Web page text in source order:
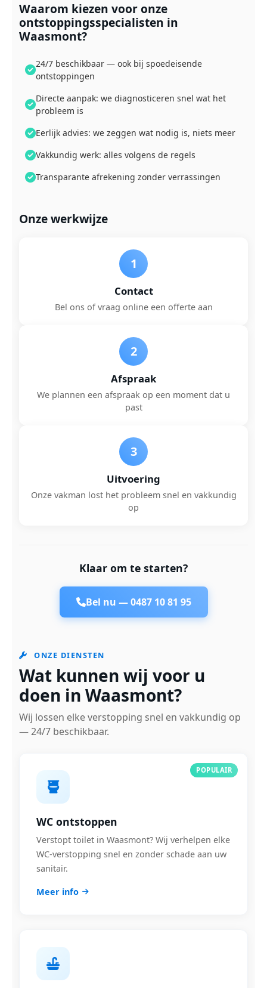
Waarom kiezen voor onze
ontstoppingsspecialisten in
Waasmont?
24/7 beschikbaar — ook bij spoedeisende
ontstoppingen
Directe aanpak: we diagnosticeren snel wat het
probleem is
Eerlijk advies: we zeggen wat nodig is, niets meer
Vakkundig werk: alles volgens de regels
Transparante afrekening zonder verrassingen
Onze werkwijze
1
Contact
Bel ons of vraag online een offerte aan
2
Afspraak
We plannen een afspraak op een moment dat u
past
3
Uitvoering
Onze vakman lost het probleem snel en vakkundig
op
Klaar om te starten?
Bel nu —0487 10 81 95
ONZE DIENSTEN
Wat kunnen wij voor u
doen in Waasmont?
Wij lossen elke verstopping snel en vakkundig op
— 24/7 beschikbaar.
POPULAIR
WC ontstoppen
Verstopt toilet in Waasmont? Wij verhelpen elke
WC-verstopping snel en zonder schade aan uw
sanitair.
Meer info